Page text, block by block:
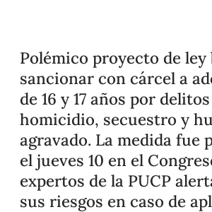
Polémico proyecto de ley
sancionar con cárcel a
de 16 y 17 años por
homicidio, secuestro y
agravado. La medida fue
el jueves 10 en el
expertos de la PUCP
sus riesgos en caso de